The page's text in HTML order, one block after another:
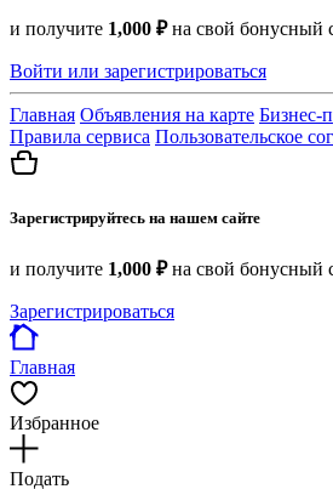
и получите 1,000 ₽на свой бонусный
Войти или зарегистрироваться
Главная Объявления на карте Бизнес-
Правила сервиса Пользовательское
Зарегистрируйтесь на нашем сайте
и получите 1,000 ₽на свой бонусный
Зарегистрироваться
Главная
Избранное
Подать